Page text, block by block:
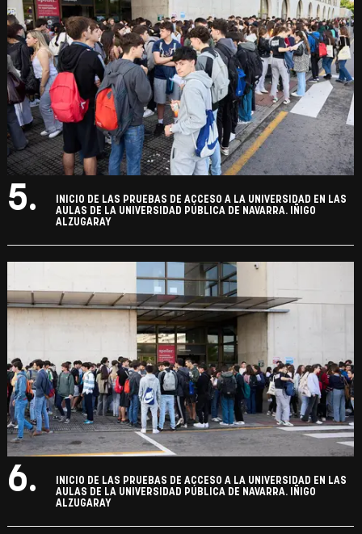
5.
INICIO DE LAS PRUEBAS DE ACCESO A LA UNIVERSIDAD EN LAS
AULAS DE LA UNIVERSIDAD PÚBLICA DE NAVARRA. IÑIGO
ALZUGARAY
6.
INICIO DE LAS PRUEBAS DE ACCESO A LA UNIVERSIDAD EN LAS
AULAS DE LA UNIVERSIDAD PÚBLICA DE NAVARRA. IÑIGO
ALZUGARAY